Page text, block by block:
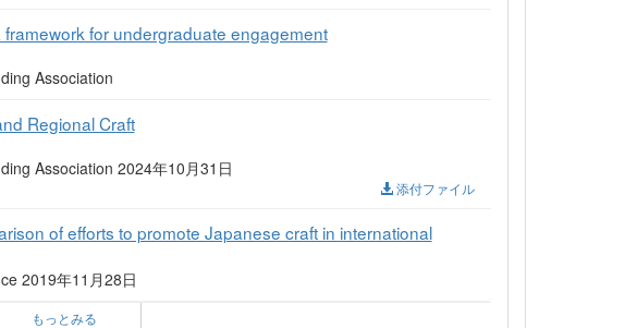
for undergraduate engagement
Association
Regional Craft
Association 2024年10月31日
添付ファイル
of efforts to promote Japanese craft in international
2019年11月28日
もっとみる